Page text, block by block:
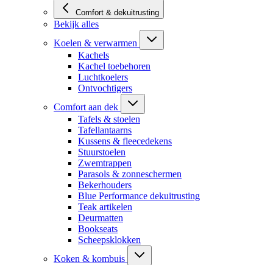
Comfort & dekuitrusting
Bekijk alles
Koelen & verwarmen
Kachels
Kachel toebehoren
Luchtkoelers
Ontvochtigers
Comfort aan dek
Tafels & stoelen
Tafellantaarns
Kussens & fleecedekens
Stuurstoelen
Zwemtrappen
Parasols & zonneschermen
Bekerhouders
Blue Performance dekuitrusting
Teak artikelen
Deurmatten
Bookseats
Scheepsklokken
Koken & kombuis